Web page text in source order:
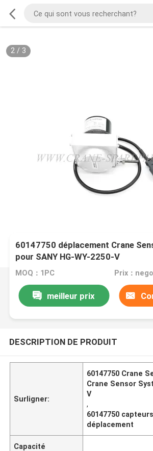
2/ 3
60147750 déplacement Crane
pour SANY HG-WY-2250-V
MOQ：1PC Prix：
meilleur prix
DESCRIPTION DE PRODUIT
Surligner:
60147750 Crane
Crane Sensor
V
,
60147750
déplacement
Capacité